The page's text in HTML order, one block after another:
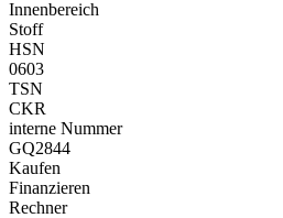
Innenbereich
Stoff
HSN
0603
TSN
CKR
interne Nummer
GQ2844
Kaufen
Finanzieren
Rechner